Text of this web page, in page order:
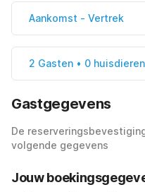
Aankomst - Vertrek
2 Gasten • 0 huisdieren
Gastgegevens
De
volgende gegevens
Jouw